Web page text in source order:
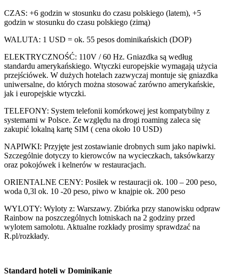
CZAS: +6 godzin w stosunku do czasu polskiego (latem), +5
godzin w stosunku do czasu polskiego (zimą)
WALUTA: 1 USD = ok. 55 pesos dominikańskich (DOP)
ELEKTRYCZNOŚĆ: 110V / 60 Hz. Gniazdka są według
standardu amerykańskiego. Wtyczki europejskie wymagają użycia
przejściówek. W dużych hotelach zazwyczaj montuje się gniazdka
uniwersalne, do których można stosować zarówno amerykańskie,
jak i europejskie wtyczki.
TELEFONY: System telefonii komórkowej jest kompatybilny z
systemami w Polsce. Ze względu na drogi roaming zaleca się
zakupić lokalną kartę SIM ( cena około 10 USD)
NAPIWKI: Przyjęte jest zostawianie drobnych sum jako napiwki.
Szczególnie dotyczy to kierowców na wycieczkach, taksówkarzy
oraz pokojówek i kelnerów w restauracjach.
ORIENTALNE CENY: Posiłek w restauracji ok. 100 – 200 peso,
woda 0,3l ok. 10 -20 peso, piwo w knajpie ok. 200 peso
WYLOTY: Wyloty z: Warszawy. Zbiórka przy stanowisku odpraw
Rainbow na poszczególnych lotniskach na 2 godziny przed
wylotem samolotu. Aktualne rozkłady prosimy sprawdzać na
R.pl/rozkłady.
Standard hoteli w Dominikanie